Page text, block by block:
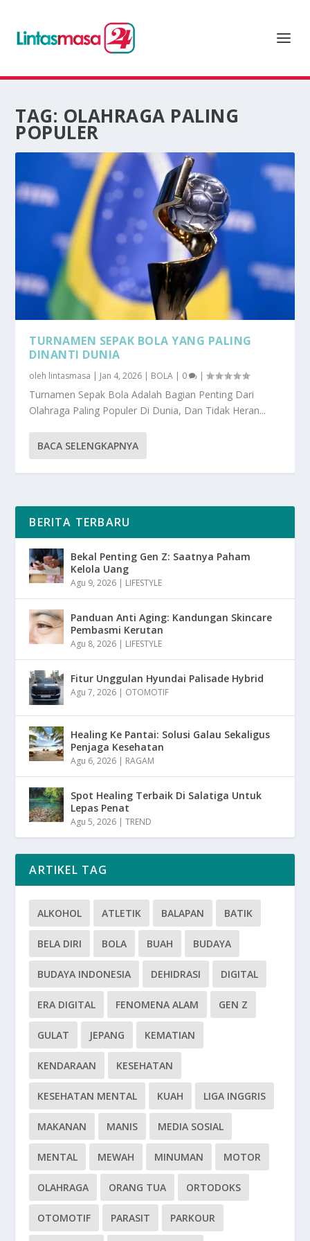
TAG: OLAHRAGA PALING
POPULER
TURNAMEN SEPAK BOLA YANG PALING
DINANTI DUNIA
oleh lintasmasa | Jan 4, 2026 | BOLA | 0 |
Turnamen Sepak Bola Adalah Bagian Penting Dari
Olahraga Paling Populer Di Dunia, Dan Tidak Heran...
BACA SELENGKAPNYA
BERITA TERBARU
Bekal Penting Gen Z: Saatnya Paham
Kelola Uang
Agu 9, 2026 | LIFESTYLE
Panduan Anti Aging: Kandungan Skincare
Pembasmi Kerutan
Agu 8, 2026 | LIFESTYLE
Fitur Unggulan Hyundai Palisade Hybrid
Agu 7, 2026 | OTOMOTIF
Healing Ke Pantai: Solusi Galau Sekaligus
Penjaga Kesehatan
Agu 6, 2026 | RAGAM
Spot Healing Terbaik Di Salatiga Untuk
Lepas Penat
Agu 5, 2026 |TREND
ARTIKEL TAG
ALKOHOL ATLETIK BALAPAN BATIK
BELA DIRI BOLA BUAH BUDAYA
BUDAYA INDONESIA DEHIDRASI DIGITAL
ERA DIGITAL FENOMENA ALAM GEN Z
GULAT JEPANG KEMATIAN
KENDARAAN KESEHATAN
KESEHATAN MENTAL KUAH LIGA INGGRIS
MAKANAN MANIS MEDIA SOSIAL
MENTAL MEWAH MINUMAN MOTOR
OLAHRAGA ORANG TUA ORTODOKS
OTOMOTIF PARASIT PARKOUR